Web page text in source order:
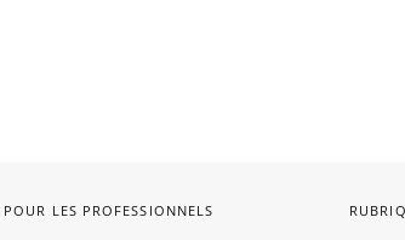
POUR LES PROFESSIONNELS